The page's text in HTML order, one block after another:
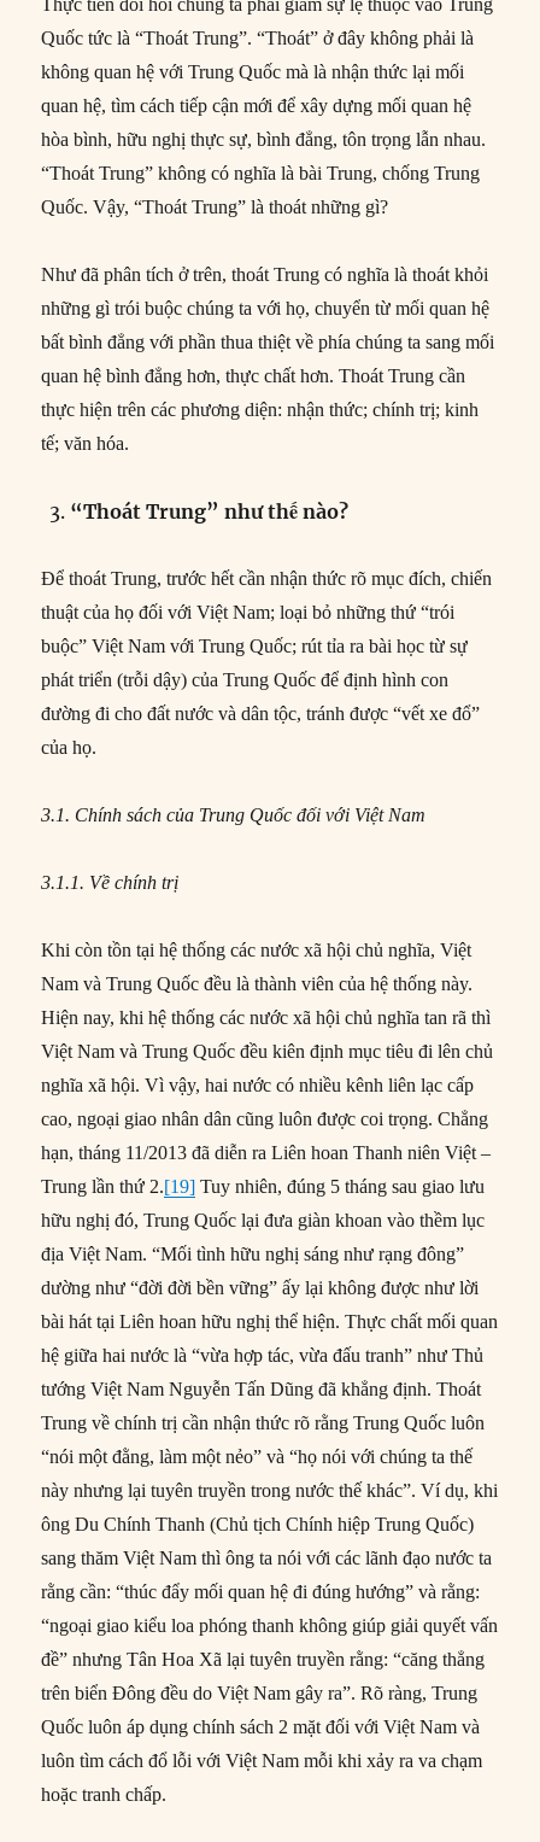
Quốc tức là “Thoát Trung”. “Thoát” ở đây không phải là
không quan hệ với Trung Quốc mà là nhận thức lại mối
quan hệ, tìm cách tiếp cận mới để xây dựng mối quan hệ
hòa bình, hữu nghị thực sự, bình đẳng, tôn trọng lẫn nhau.
“Thoát Trung” không có nghĩa là bài Trung, chống Trung
Quốc. Vậy, “Thoát Trung” là thoát những gì?
Như đã phân tích ở trên, thoát Trung có nghĩa là thoát khỏi
những gì trói buộc chúng ta với họ, chuyển từ mối quan hệ
bất bình đẳng với phần thua thiệt về phía chúng ta sang mối
quan hệ bình đẳng hơn, thực chất hơn. Thoát Trung cần
thực hiện trên các phương diện: nhận thức; chính trị; kinh
tế; văn hóa.
“Thoát Trung” như thế nào?
Để thoát Trung, trước hết cần nhận thức rõ mục đích, chiến
thuật của họ đối với Việt Nam; loại bỏ những thứ “trói
buộc” Việt Nam với Trung Quốc; rút tỉa ra bài học từ sự
phát triển (trỗi dậy) của Trung Quốc để định hình con
đường đi cho đất nước và dân tộc, tránh được “vết xe đổ”
của họ.
3.1. Chính sách của Trung Quốc đối với Việt Nam
3.1.1. Về chính trị
Khi còn tồn tại hệ thống các nước xã hội chủ nghĩa, Việt
Nam và Trung Quốc đều là thành viên của hệ thống này.
Hiện nay, khi hệ thống các nước xã hội chủ nghĩa tan rã thì
Việt Nam và Trung Quốc đều kiên định mục tiêu đi lên chủ
nghĩa xã hội. Vì vậy, hai nước có nhiều kênh liên lạc cấp
cao, ngoại giao nhân dân cũng luôn được coi trọng. Chẳng
hạn, tháng 11/2013 đã diễn ra Liên hoan Thanh niên Việt –
Trung lần thứ 2.[19] Tuy nhiên, đúng 5 tháng sau giao lưu
hữu nghị đó, Trung Quốc lại đưa giàn khoan vào thềm lục
địa Việt Nam. “Mối tình hữu nghị sáng như rạng đông”
dường như “đời đời bền vững” ấy lại không được như lời
bài hát tại Liên hoan hữu nghị thể hiện. Thực chất mối quan
hệ giữa hai nước là “vừa hợp tác, vừa đấu tranh” như Thủ
tướng Việt Nam Nguyễn Tấn Dũng đã khẳng định. Thoát
Trung về chính trị cần nhận thức rõ rằng Trung Quốc luôn
“nói một đằng, làm một nẻo” và “họ nói với chúng ta thế
này nhưng lại tuyên truyền trong nước thế khác”. Ví dụ, khi
ông Du Chính Thanh (Chủ tịch Chính hiệp Trung Quốc)
sang thăm Việt Nam thì ông ta nói với các lãnh đạo nước ta
rằng cần: “thúc đẩy mối quan hệ đi đúng hướng” và rằng:
“ngoại giao kiểu loa phóng thanh không giúp giải quyết vấn
đề” nhưng Tân Hoa Xã lại tuyên truyền rằng: “căng thẳng
trên biển Đông đều do Việt Nam gây ra”. Rõ ràng, Trung
Quốc luôn áp dụng chính sách 2 mặt đối với Việt Nam và
luôn tìm cách đổ lỗi với Việt Nam mỗi khi xảy ra va chạm
hoặc tranh chấp.